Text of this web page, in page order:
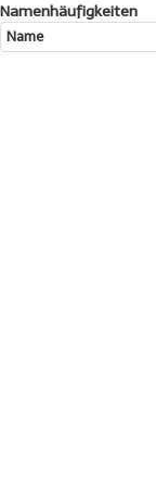
Namenhäufigkeiten
Name